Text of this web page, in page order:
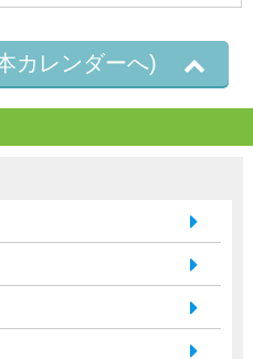
カレンダーへ)